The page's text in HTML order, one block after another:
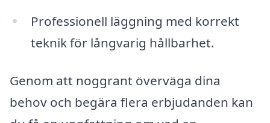
Professionell läggning med korrekt
teknik för långvarig hållbarhet.
Genom att noggrant överväga dina
behov och begära flera erbjudanden kan